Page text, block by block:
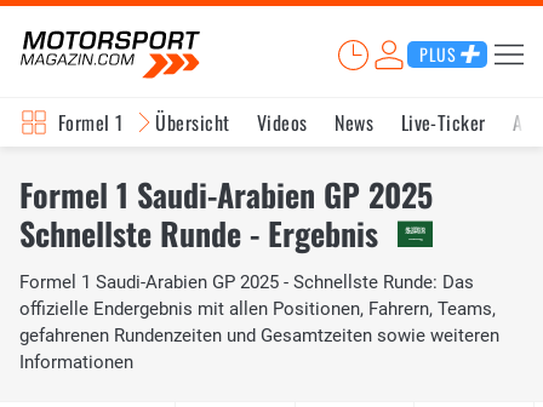
PLUS
Formel 1 Übersicht Videos News Live-Ticker
Formel 1 Saudi-Arabien GP 2025
Schnellste Runde - Ergebnis
Formel 1 Saudi-Arabien GP 2025 - Schnellste Runde: Das
offizielle Endergebnis mit allen Positionen, Fahrern, Teams,
gefahrenen Rundenzeiten und Gesamtzeiten sowie weiteren
Informationen